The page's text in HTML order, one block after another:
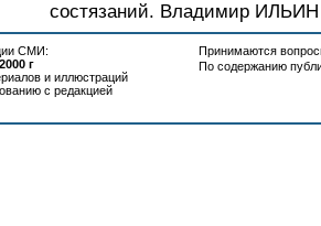
состязаний. Владимир ИЛЬИН
СМИ:
г
и иллюстраций
с редакцией
Принимаются
По содержанию